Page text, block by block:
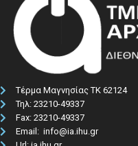
Τέρμα Μαγνησίας ΤΚ 62124
Τηλ: 23210-49337​
Fax: 23210-49337
Email: info@ia.ihu.gr